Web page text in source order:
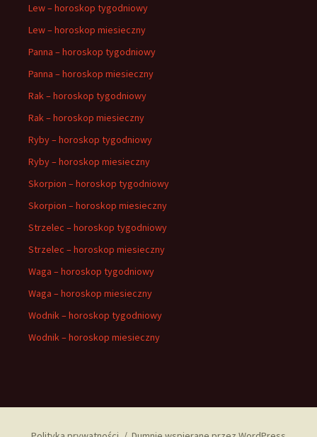
Lew – horoskop tygodniowy
Lew – horoskop miesieczny
Panna – horoskop tygodniowy
Panna – horoskop miesieczny
Rak – horoskop tygodniowy
Rak – horoskop miesieczny
Ryby – horoskop tygodniowy
Ryby – horoskop miesieczny
Skorpion – horoskop tygodniowy
Skorpion – horoskop miesieczny
Strzelec – horoskop tygodniowy
Strzelec – horoskop miesieczny
Waga – horoskop tygodniowy
Waga – horoskop miesieczny
Wodnik – horoskop tygodniowy
Wodnik – horoskop miesieczny